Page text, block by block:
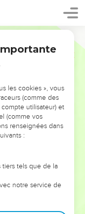
!
ÉVITER LES
doutes, les erreurs
alors même que ce
et responsables
les cookies », vous
(comme des
utilisateur) et
(comme vos
renseignées dans
:
tiers tels que de la
notre service de